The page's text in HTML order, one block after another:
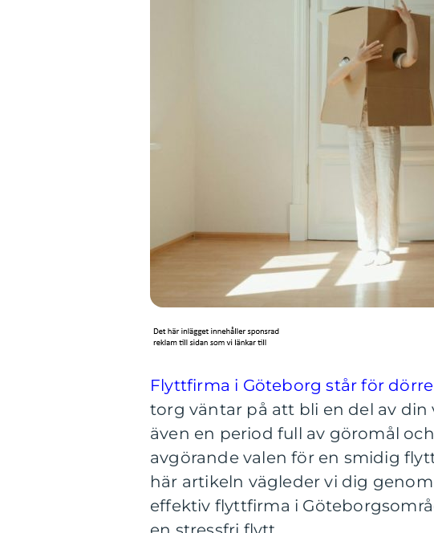
Flyttfirma i Göteborg står för
torg väntar på att bli en del av
även en period full av göromål
avgörande valen för en smidig
här artikeln vägleder vi dig
effektiv flyttfirma i